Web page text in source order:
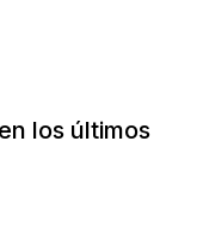
los últimos